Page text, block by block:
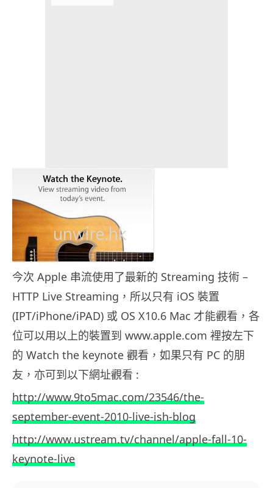
今次 Apple 串流使用了最新的 Streaming 技術 –
HTTP Live Streaming，所以只有 iOS 裝置
(IPT/iPhone/iPAD) 或 OS X10.6 Mac 才能觀看，各
位可以用以上的裝置到 www.apple.com 裡按左下
的 Watch the keynote 觀看，如果只有 PC 的朋
友，亦可到以下網址觀看 :
http://www.9to5mac.com/23546/the-
september-event-2010-live-ish-blog
http://www.ustream.tv/channel/apple-fall-10-
keynote-live